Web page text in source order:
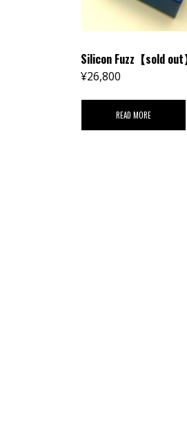
Silicon Fuzz【sold out
¥26,800
READ MORE